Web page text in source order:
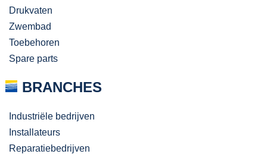
Drukvaten
Zwembad
Toebehoren
Spare parts
BRANCHES
Industriële bedrijven
Installateurs
Reparatiebedrijven